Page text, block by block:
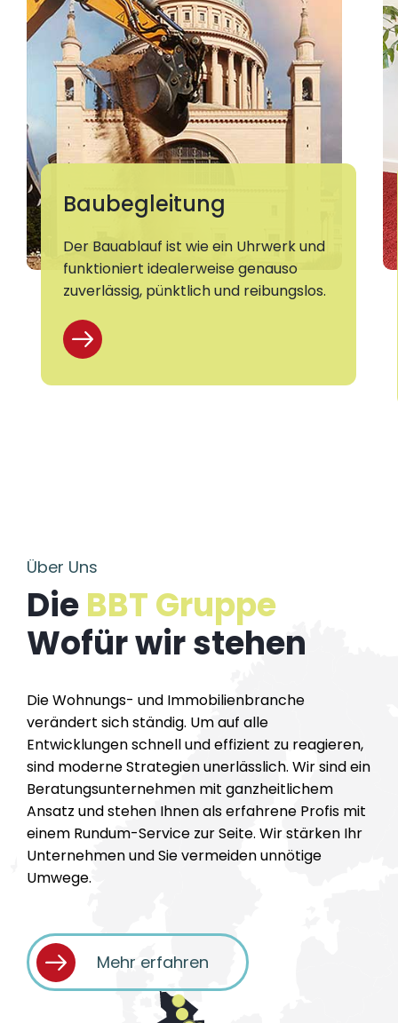
Baubegleitung
Der Bauablauf ist wie ein Uhrwerk und
funktioniert idealerweise genauso
zuverlässig, pünktlich und reibungslos.
Über Uns
DieBBT Gruppe
Wofür wir stehen
Die Wohnungs- und Immobilienbranche
verändert sich ständig. Um auf alle
Entwicklungen schnell und effizient zu reagieren,
sind moderne Strategien unerlässlich. Wir sind ein
Beratungsunternehmen mit ganzheitlichem
Ansatz und stehen Ihnen als erfahrene Profis mit
einem Rundum-Service zur Seite. Wir stärken Ihr
Unternehmen und Sie vermeiden unnötige
Umwege.
Mehr erfahren